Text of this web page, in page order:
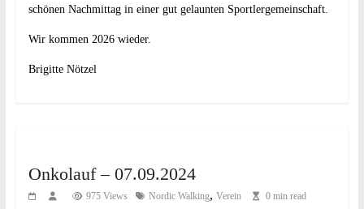
schönen Nachmittag in einer gut gelaunten Sportlergemeinschaft.
Wir kommen 2026 wieder.
Brigitte Nötzel
Onkolauf – 07.09.2024
975 Views Nordic Walking, Verein 0 min read